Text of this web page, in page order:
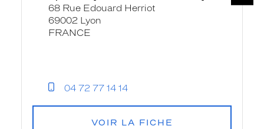
68 Rue Edouard Herriot
69002 Lyon
FRANCE
04 72 77 14 14
VOIR LA FICHE